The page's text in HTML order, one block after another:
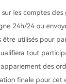
les comptes
24h/24 ou
utilisés pour
tout
des
finale pour cet